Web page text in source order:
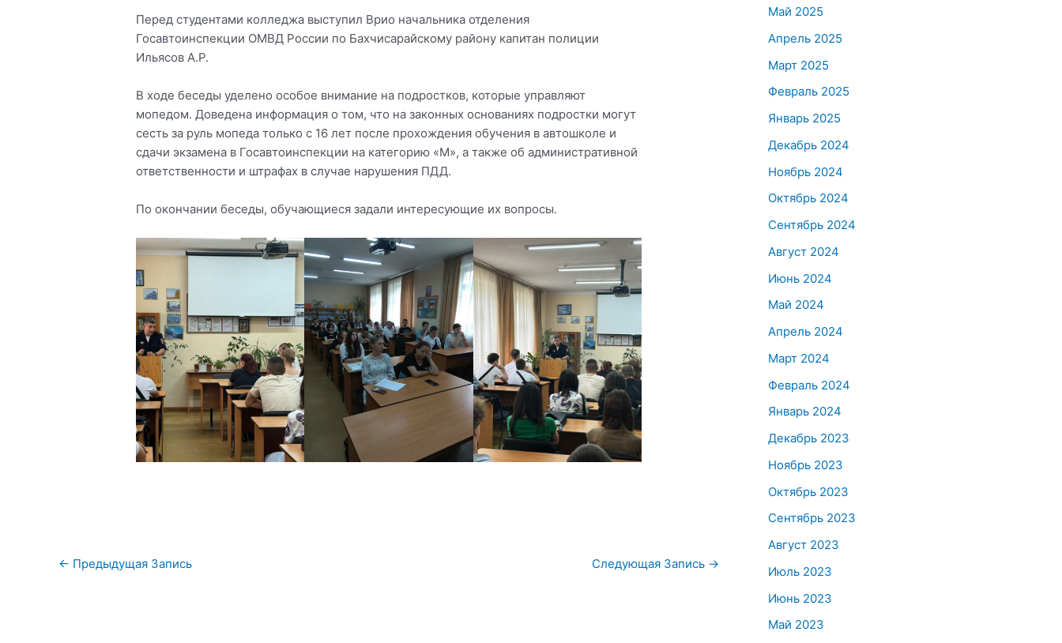
Перед студентами колледжа выступил Врио начальника отделения
Госавтоинспекции ОМВД России по Бахчисарайскому району капитан полиции
Ильясов А.Р.
В ходе беседы уделено особое внимание на подростков, которые управляют
мопедом. Доведена информация о том, что на законных основаниях подростки могут
сесть за руль мопеда только с 16 лет после прохождения обучения в автошколе и
сдачи экзамена в Госавтоинспекции на категорию «М», а также об административной
ответственности и штрафах в случае нарушения ПДД.
По окончании беседы, обучающиеся задали интересующие их вопросы.
Навигация
← Предыдущая Запись Следующая Запись →
Май 2025
Апрель 2025
Март 2025
Февраль 2025
Январь 2025
Декабрь 2024
Ноябрь 2024
Октябрь 2024
Сентябрь 2024
Август 2024
Июнь 2024
Май 2024
Апрель 2024
Март 2024
Февраль 2024
Январь 2024
Декабрь 2023
Ноябрь 2023
Октябрь 2023
Сентябрь 2023
Август 2023
Июль 2023
Июнь 2023
Май 2023